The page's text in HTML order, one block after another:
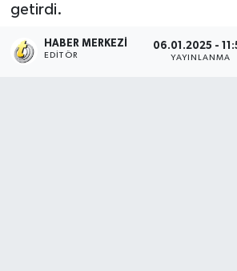
getirdi.
HABER MERKEZI
EDITÖR
06.01.2025 -
YAYINLANMA